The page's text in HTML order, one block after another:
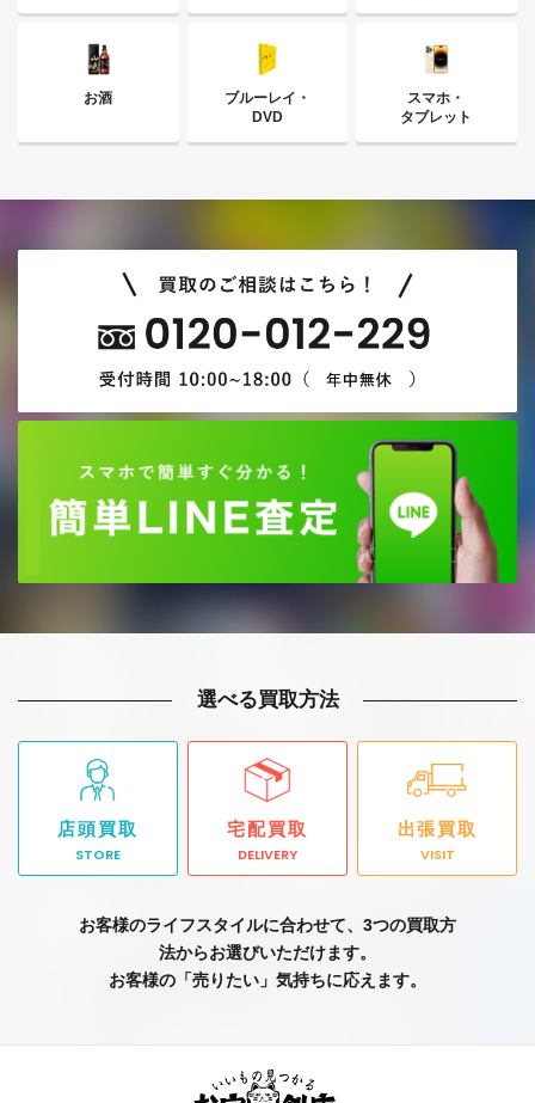
お酒
ブルーレイ・
DVD
スマホ・
タブレット
選べる買取方法
店頭買取
STORE
宅配買取
DELIVERY
出張買取
VISIT
お客様のライフスタイルに合わせて、3つの買取方
法からお選びいただけます。
お客様の「売りたい」気持ちに応えます。